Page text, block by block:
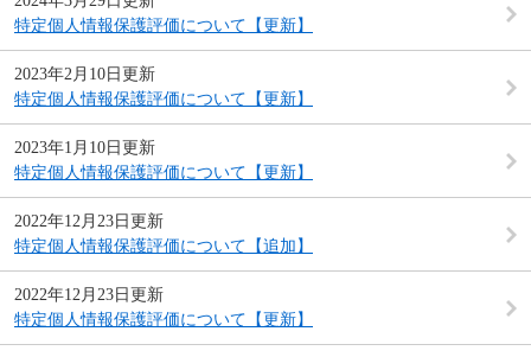
特定個人情報保護評価について【更新】
2023年2月10日更新
特定個人情報保護評価について【更新】
2023年1月10日更新
特定個人情報保護評価について【更新】
2022年12月23日更新
特定個人情報保護評価について【追加】
2022年12月23日更新
特定個人情報保護評価について【更新】